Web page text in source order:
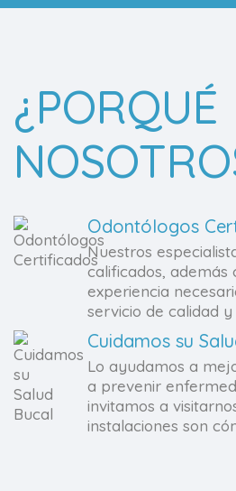
¿PORQUÉ
Odontólogos
Nuestros
calificados, además
experiencia
servicio de calidad y
Cuidamos su
Lo ayudamos a
a prevenir
invitamos a
instalaciones son